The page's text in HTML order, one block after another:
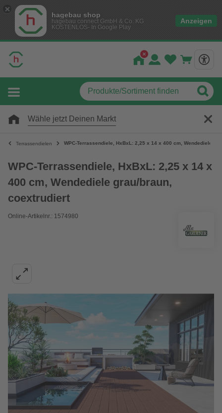
hagebau shop
hagebau connect GmbH & Co. KG
KOSTENLOS- In Google Play
Anzeigen
Wähle jetzt Deinen Markt
Terrassendielen WPC-Terrassendiele, HxBxL: 2,25 x 14 x 400 cm, Wendediele
WPC-Terrassendiele, HxBxL: 2,25 x 14 x
400 cm, Wendediele grau/braun,
coextrudiert
Online-Artikelnr.: 1574980